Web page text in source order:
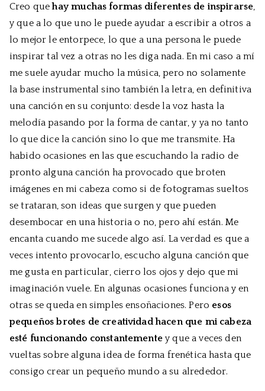
Creo quehay muchas formas diferentes de inspirarse,
y que a lo que uno le puede ayudar a escribir a otros a
lo mejor le entorpece, lo que a una persona le puede
inspirar tal vez a otras no les diga nada. En mi caso a mí
me suele ayudar mucho la música, pero no solamente
la base instrumental sino también la letra, en definitiva
una canción en su conjunto: desde la voz hasta la
melodía pasando por la forma de cantar, y ya no tanto
lo que dice la canción sino lo que me transmite. Ha
habido ocasiones en las que escuchando la radio de
pronto alguna canción ha provocado que broten
imágenes en mi cabeza como si de fotogramas sueltos
se trataran, son ideas que surgen y que pueden
desembocar en una historia o no, pero ahí están. Me
encanta cuando me sucede algo así. La verdad es que a
veces intento provocarlo, escucho alguna canción que
me gusta en particular, cierro los ojos y dejo que mi
imaginación vuele. En algunas ocasiones funciona y en
otras se queda en simples ensoñaciones. Pero esos
pequeños brotes de creatividad hacen que mi cabeza
esté funcionando constantementey que a veces den
vueltas sobre alguna idea de forma frenética hasta que
consigo crear un pequeño mundo a su alrededor.